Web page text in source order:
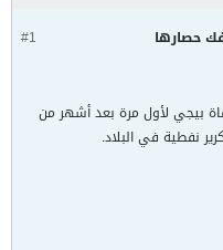
#1 حصارها
بيجي لأول مرة بعد أشهر من
نفطية في البلاد.